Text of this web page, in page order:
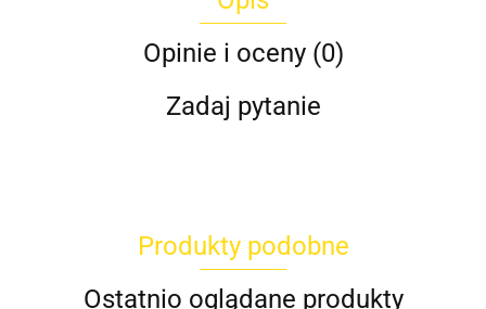
Opinie i oceny (0)
Zadaj pytanie
Produkty podobne
Ostatnio oglądane produkty